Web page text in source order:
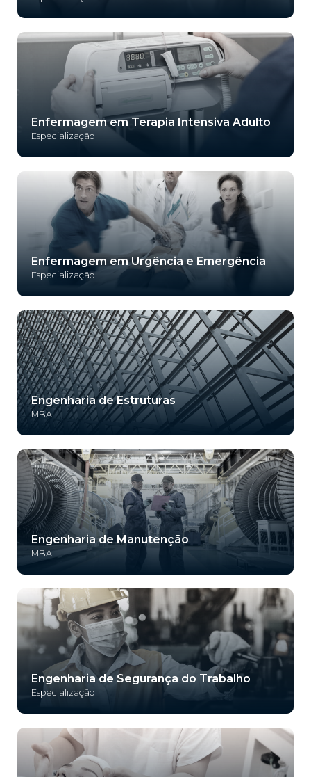
Enfermagem em Terapia Intensiva Adulto
Especialização
Enfermagem em Urgência e Emergência
Especialização
Engenharia de Estruturas
MBA
Engenharia de Manutenção
MBA
Engenharia de Segurança do Trabalho
Especialização